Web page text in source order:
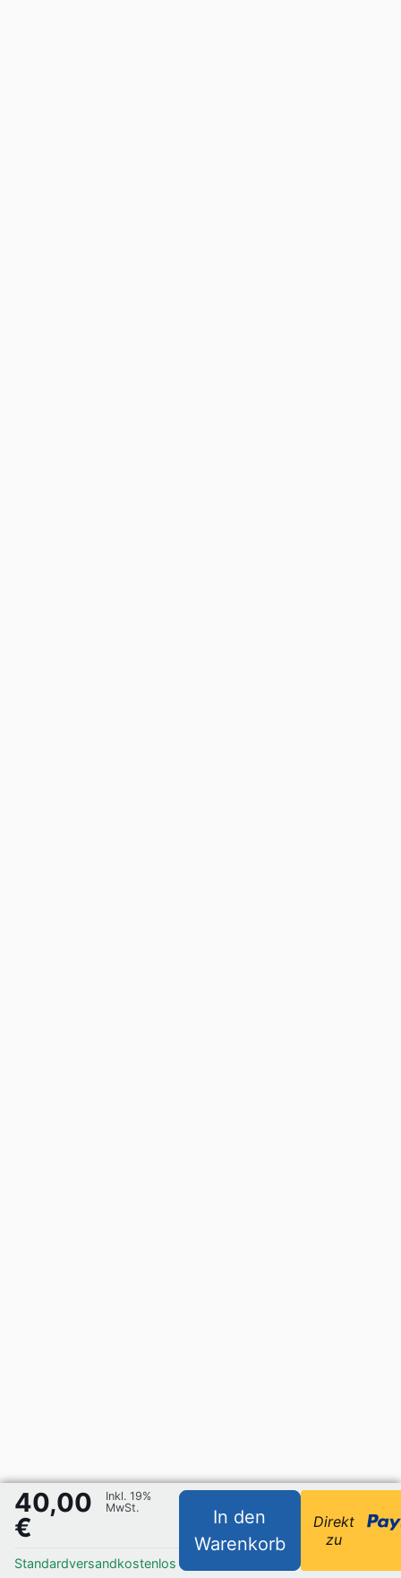
40,00
€
Inkl. 19%
MwSt.
Standardversandkostenlos
In den
Warenkorb
Direkt
zu